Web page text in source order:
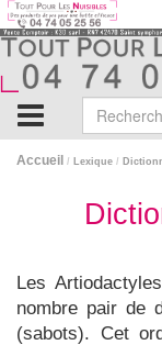
Accueil / Lexique /
Les
nombre pair de
(sabots). Cet